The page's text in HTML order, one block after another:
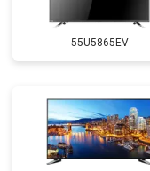
55U5865EV